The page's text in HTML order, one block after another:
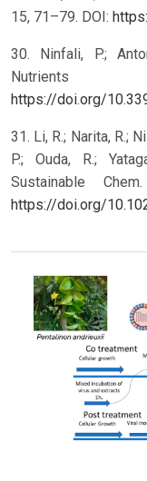
15, 71–79. DOI:
30. Ninfali, P.;
https://doi.org/
31. Li, R.; Narita, R.;
P.; Ouda, R.;
Sustainable
https://doi.org/